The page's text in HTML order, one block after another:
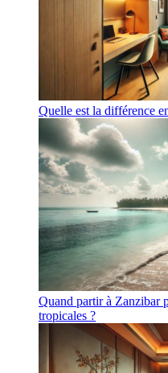
Quelle est la différence
Quand partir à Zanzibar
tropicales ?